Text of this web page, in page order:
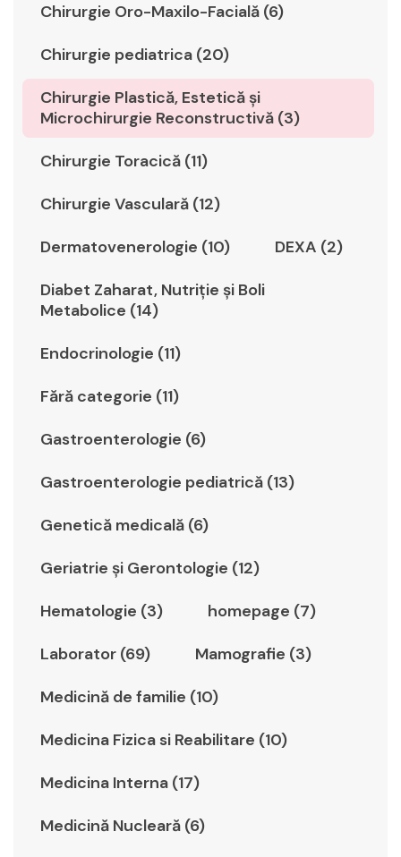
Chirurgie Oro-Maxilo-Facială (6)
Chirurgie pediatrica (20)
Chirurgie Plastică, Estetică şi
Microchirurgie Reconstructivă (3)
Chirurgie Toracică (11)
Chirurgie Vasculară (12)
Dermatovenerologie (10)
DEXA (2)
Diabet Zaharat, Nutriţie şi Boli
Metabolice (14)
Endocrinologie (11)
Fără categorie (11)
Gastroenterologie (6)
Gastroenterologie pediatrică (13)
Genetică medicală (6)
Geriatrie şi Gerontologie (12)
Hematologie (3)
homepage (7)
Laborator (69)
Mamografie (3)
Medicină de familie (10)
Medicina Fizica si Reabilitare (10)
Medicina Interna (17)
Medicină Nucleară (6)